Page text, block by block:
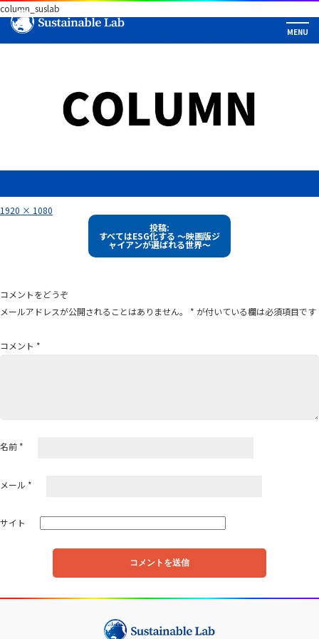
column_suslab
フ
ル
1920 × 1080
ゲ
ー
ョ
投稿:
すべてはESG化する ～映画版ジ
ャイアンが選ばれる世界～
コメントをどうぞ
メールアドレスが公開されることはありません。
* が付いている欄は必須項目です
コメント *
名前 *
メール *
サイト